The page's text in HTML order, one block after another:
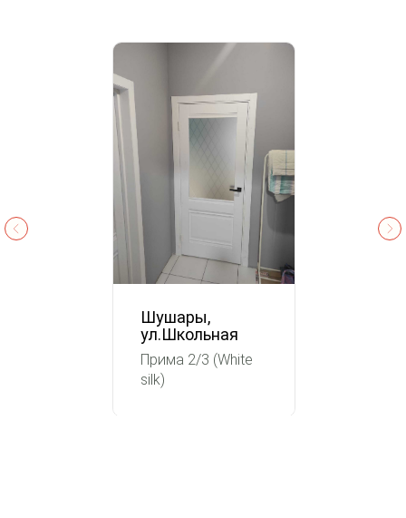
Шушары,
ул.Школьная
Прима 2/3 (White
silk)